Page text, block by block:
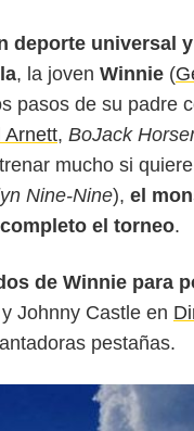
deporte universal
, la joven Winnie (
pasos de su padre
Arnett, BoJack
mucho si
Nine-Nine), el
el torneo.
de Winnie para
Johnny Castle en
pestañas.